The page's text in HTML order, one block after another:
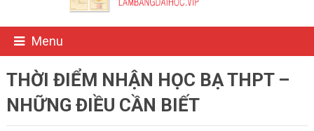
Menu
THỜI ĐIỂM NHẬN HỌC BẠ THPT –
NHỮNG ĐIỀU CẦN BIẾT